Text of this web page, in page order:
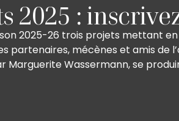
2025 :
2025-26 trois projets mettant
partenaires, mécènes et amis de
Marguerite Wassermann, se